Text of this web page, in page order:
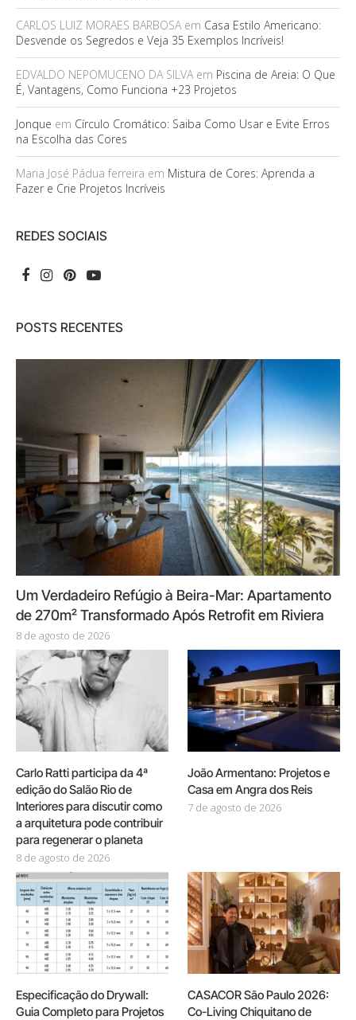
CARLOS LUIZ MORAES BARBOSAem Casa Estilo Americano:
Desvende os Segredos e Veja 35 Exemplos Incríveis!
EDVALDO NEPOMUCENO DA SILVAem Piscina de Areia: O Que
É, Vantagens, Como Funciona +23 Projetos
Jonque em Círculo Cromático: Saiba Como Usar e Evite Erros
na Escolha das Cores
Maria José Pádua ferreira em Mistura de Cores: Aprenda a
Fazer e Crie Projetos Incríveis
REDES SOCIAIS
POSTS RECENTES
Um Verdadeiro Refúgio à Beira-Mar: Apartamento
de 270m² Transformado Após Retrofit em Riviera
8 de agosto de 2026
Carlo Ratti participa da 4ª
edição do Salão Rio de
Interiores para discutir como
a arquitetura pode contribuir
para regenerar o planeta
8 de agosto de 2026
João Armentano: Projetos e
Casa em Angra dos Reis
7 de agosto de 2026
Especificação do Drywall:
Guia Completo para Projetos
CASACOR São Paulo 2026:
Co-Living Chiquitano de